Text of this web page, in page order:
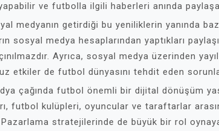
ve futbolla ilgili haberleri anında
medyanın getirdiği bu yeniliklerin yanında
sosyal medya hesaplarından yaptıkları
Ayrıca, sosyal medya üzerinden
etkiler de futbol dünyasını tehdit eden
çağında futbol önemli bir dijital dönüşüm
futbol kulüpleri, oyuncular ve taraftarlar
stratejilerinde de büyük bir rol